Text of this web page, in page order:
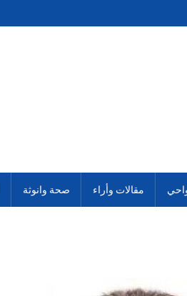
مقالات وأراء صحة وانوثة